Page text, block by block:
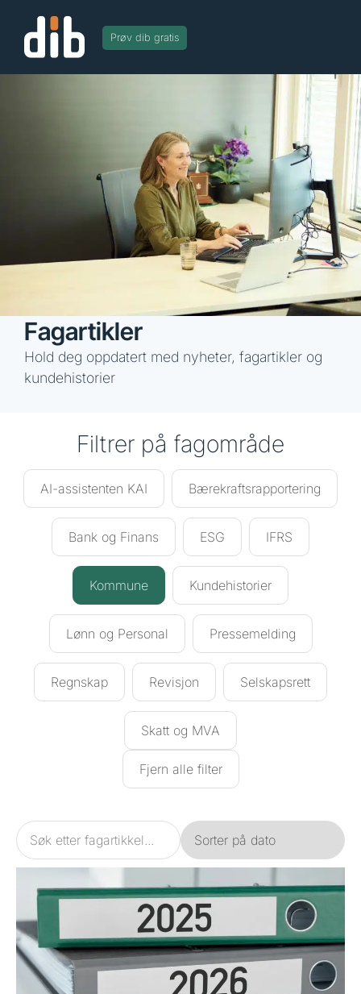
Prøv dib gratis
Fagartikler
Hold deg oppdatert med nyheter, fagartikler og
kundehistorier
Filtrer på fagområde
AI-assistenten KAI Bærekraftsrapportering
Bank og Finans ESG IFRS
Kommune Kundehistorier
Lønn og Personal Pressemelding
Regnskap Revisjon Selskapsrett
Skatt og MVA
Fjern alle filter